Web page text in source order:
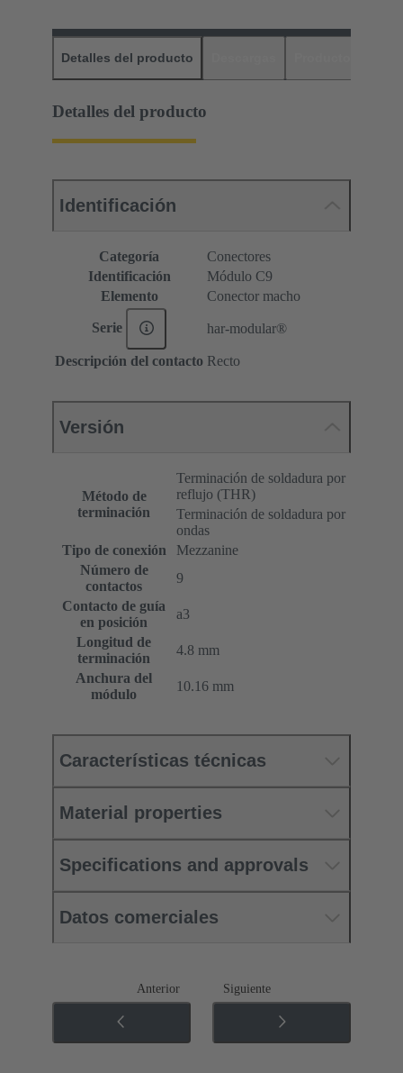
Detalles del producto
Detalles del producto
Identificación
Categoría
Conectores
Identificación
Módulo C9
Elemento
Conector macho
Serie har-modular®
Descripción del contacto Recto
Versión
Método de
terminación
Terminación de soldadura por
reflujo (THR)
Terminación de soldadura por
ondas
Tipo de conexión
Mezzanine
Número de
contactos
9
Contacto de guía
en posición
a3
Longitud de
terminación
4.8 mm
Anchura del
módulo
10.16 mm
Características técnicas
Material properties
Specifications and approvals
Datos comerciales
Anterior Siguiente